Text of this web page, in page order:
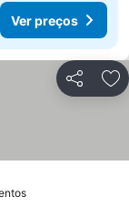
Ver preços
Partilhar
Ver preços